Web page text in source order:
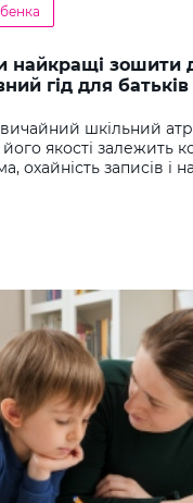
найкращі зошити
гід для батьків
шкільний
якості залежить
охайність записів і